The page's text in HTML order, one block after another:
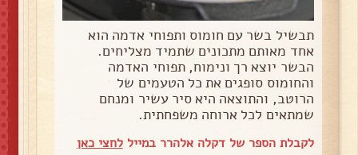
תבשיל בשר עם חומוס ותפוחי אדמה הוא
אחד מאותם מתכונים שתמיד מצליחים.
הבשר יוצא רך ונימוח, תפוחי האדמה
והחומוס סופגים את כל הטעמים של
הרוטב, והתוצאה היא סיר עשיר ומנחם
שמתאים לכל ארוחה משפחתית.
לקבלת הספר של דקלה אלהרר במייללחצי כאן